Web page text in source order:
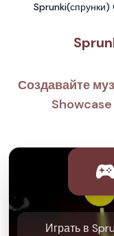
Sprunki(спрунки)
Создавайте
Играть в